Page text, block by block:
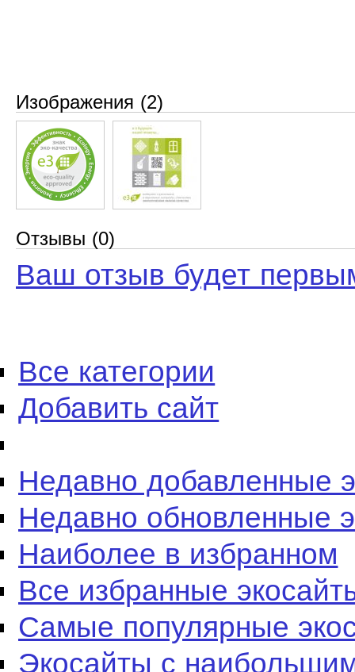
Изображения (2)
Отзывы (0)
Ваш отзыв будет
Все категории
Добавить сайт
Недавно добавленные
Недавно обновленные
Наиболее в избранном
Все избранные
Самые популярные
Экосайты с